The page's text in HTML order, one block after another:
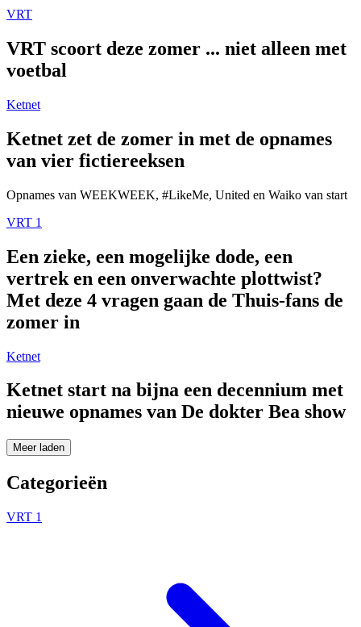
VRT
VRT scoort deze zomer ... niet alleen met
voetbal
Ketnet
Ketnet zet de zomer in met de opnames
van vier fictiereeksen
Opnames van WEEKWEEK, #LikeMe, United en Waiko van start
VRT 1
Een zieke, een mogelijke dode, een
vertrek en een onverwachte plottwist?
Met deze 4 vragen gaan de Thuis-fans de
zomer in
Ketnet
Ketnet start na bijna een decennium met
nieuwe opnames van De dokter Bea show
Meer laden
Categorieën
VRT 1